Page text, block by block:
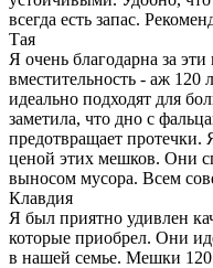
всегда есть запас.
Тая
Я очень благодарна за
вместительность - аж
идеально подходят для
заметила, что дно с
предотвращает протечки.
ценой этих мешков. Они
выносом мусора. Всем
Клавдия
Я был приятно удивлен
которые приобрел. Они
в нашей семье. Мешки 120